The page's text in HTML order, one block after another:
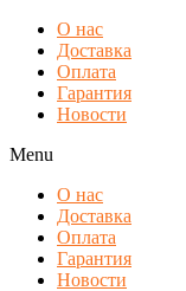
О нас
Доставка
Оплата
Гарантия
Новости
Menu
О нас
Доставка
Оплата
Гарантия
Новости